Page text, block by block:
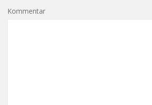
Kommentar